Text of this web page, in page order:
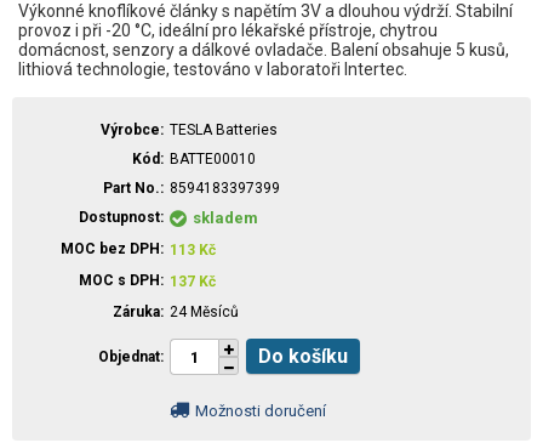
Výkonné knoflíkové články s napětím 3V a dlouhou výdrží. Stabilní
provoz i při -20 °C, ideální pro lékařské přístroje, chytrou
domácnost, senzory a dálkové ovladače. Balení obsahuje 5 kusů,
lithiová technologie, testováno v laboratoři Intertec.
Výrobce
TESLA Batteries
Kód
BATTE00010
Part No.
8594183397399
Dostupnost
skladem
MOC bez DPH 113 Kč
MOC s DPH
137 Kč
Záruka 24 Měsíců
Objednat Do košíku
Možnosti doručení